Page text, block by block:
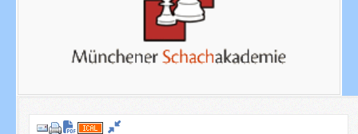
Download PDF